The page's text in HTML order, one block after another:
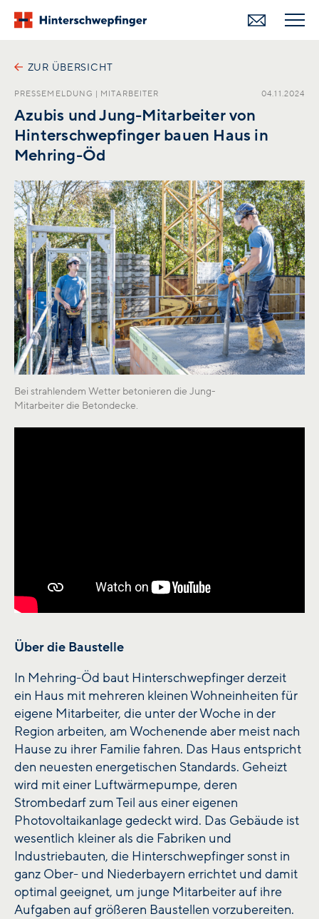
PRESSEMELDUNG | MITARBEITER 04.11.2024
ZUR ÜBERSICHT
Azubis und Jung-Mitarbeiter von
Hinterschwepfinger bauen Haus in
Mehring-Öd
Bei strahlendem Wetter betonieren die Jung-
Mitarbeiter die Betondecke.
Über die Baustelle
In Mehring-Öd baut Hinterschwepfinger derzeit
ein Haus mit mehreren kleinen Wohneinheiten für
eigene Mitarbeiter, die unter der Woche in der
Region arbeiten, am Wochenende aber meist nach
Hause zu ihrer Familie fahren. Das Haus entspricht
den neuesten energetischen Standards. Geheizt
wird mit einer Luftwärmepumpe, deren
Strombedarf zum Teil aus einer eigenen
Photovoltaikanlage gedeckt wird. Das Gebäude ist
wesentlich kleiner als die Fabriken und
Industriebauten, die Hinterschwepfinger sonst in
ganz Ober- und Niederbayern errichtet und damit
optimal geeignet, um junge Mitarbeiter auf ihre
Aufgaben auf größeren Baustellen vorzubereiten.